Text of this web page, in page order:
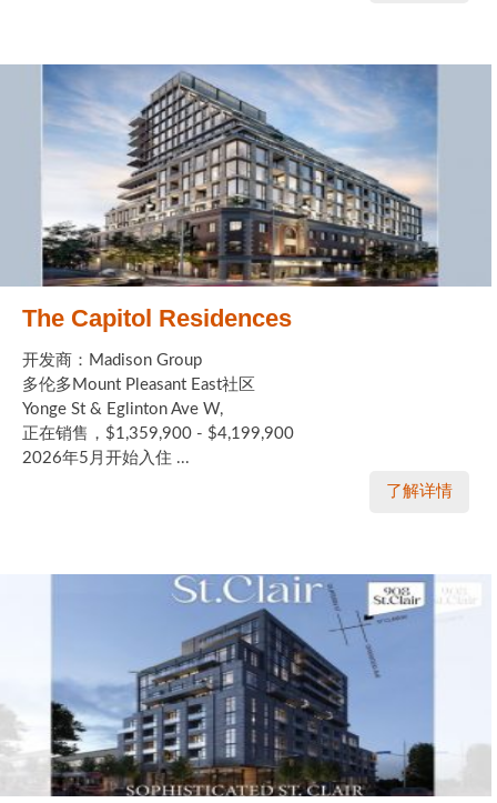
The Capitol Residences
开发商：Madison Group
多伦多Mount Pleasant East社区
Yonge St & Eglinton Ave W,
正在销售，$1,359,900 - $4,199,900
2026年5月开始入住 ...
了解详情